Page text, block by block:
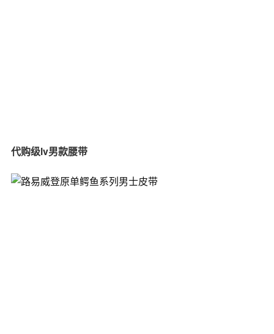
代购级lv男款腰带